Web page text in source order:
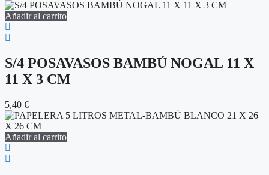
Añadir al carrito
S/4 POSAVASOS BAMBÚ NOGAL 11 X
11 X 3 CM
5,40 €
Añadir al carrito